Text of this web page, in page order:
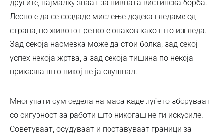
другите, најмалку знаат за нивната вистинска борба.
Лесно е да се создаде мислење додека гледаме од
страна, но животот ретко е онаков како што изгледа.
Зад секоја насмевка може да стои болка, зад секој
успех некоја жртва, а зад секоја тишина по некоја
приказна што никој не ја слушнал.
Многупати сум седела на маса каде луѓето зборуваат
со сигурност за работи што никогаш не ги искусиле.
Советуваат, осудуваат и поставуваат граници за